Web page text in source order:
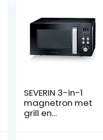
SEVERIN 3-in-1
magnetron met
grill en